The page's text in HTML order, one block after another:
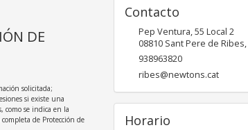
DE
solicitada;
si existe una
como se indica en la
de Protección de
Contacto
Pep Ventura, 55 Local 2
08810 Sant Pere de Ribes,
938963820
ribes@newtons.cat
Horario